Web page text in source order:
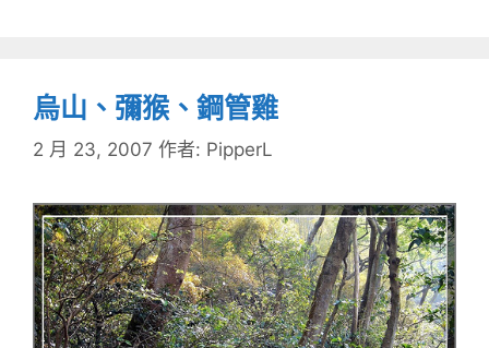
烏山、彌猴、鋼管雞
2 月 23, 2007 作者: PipperL